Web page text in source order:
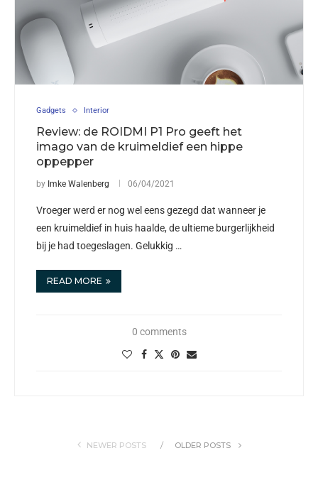
Gadgets Interior
Review: de ROIDMI P1 Pro geeft het
imago van de kruimeldief een hippe
oppepper
by Imke Walenberg 06/04/2021
Vroeger werd er nog wel eens gezegd dat wanneer je
een kruimeldief in huis haalde, de ultieme burgerlijkheid
bij je had toegeslagen. Gelukkig …
READ MORE
0 comments
NEWER POSTS OLDER POSTS